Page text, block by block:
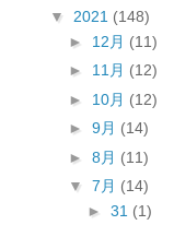
▼ 2021 (148)
► 12月 (11)
► 11月 (12)
► 10月 (12)
► 9月 (14)
► 8月 (11)
▼ 7月 (14)
► 31 (1)